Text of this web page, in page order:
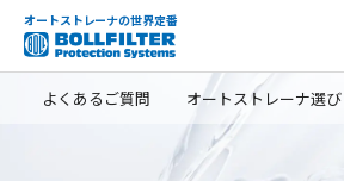
オートストレーナの世界定番
よくあるご質問 オートストレーナ選び